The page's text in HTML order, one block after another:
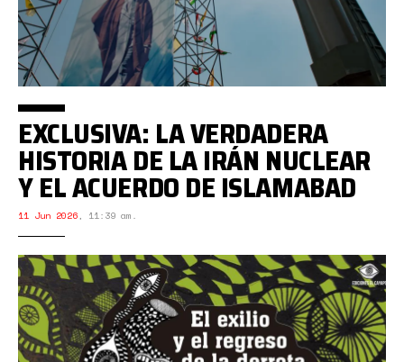
EXCLUSIVA: LA VERDADERA
HISTORIA DE LA IRÁN NUCLEAR
Y EL ACUERDO DE ISLAMABAD
11 Jun 2026, 11:39 am.